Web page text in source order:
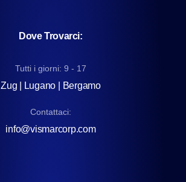
Dove Trovarci:
Tutti i giorni: 9 - 17
Zug | Lugano | Bergamo
Contattaci:
info@vismarcorp.com